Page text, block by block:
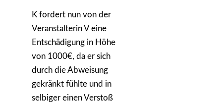
K fordert nun von der
Veranstalterin V eine
Entschädigung in Höhe
von 1000€, da er sich
durch die Abweisung
gekränkt fühlte und in
selbiger einen Verstoß